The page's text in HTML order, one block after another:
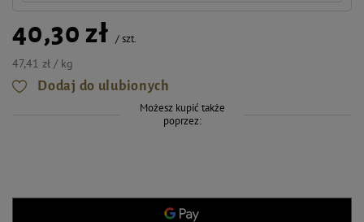
40,30 zł /szt.
47,41 zł / kg
Dodaj do ulubionych
Możesz kupić także
poprzez: